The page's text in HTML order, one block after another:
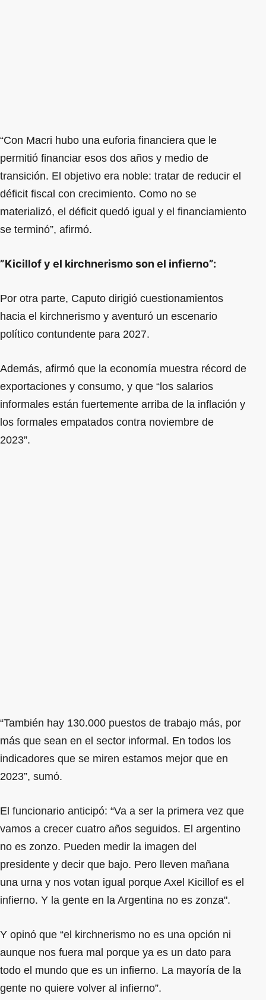
“Con Macri hubo una euforia financiera que le
permitió financiar esos dos años y medio de
transición. El objetivo era noble: tratar de reducir el
déficit fiscal con crecimiento. Como no se
materializó, el déficit quedó igual y el financiamiento
se terminó”, afirmó.
”Kicillof y el kirchnerismo son el infierno”:
Por otra parte, Caputo dirigió cuestionamientos
hacia el kirchnerismo y aventuró un escenario
político contundente para 2027.
Además, afirmó que la economía muestra récord de
exportaciones y consumo, y que “los salarios
informales están fuertemente arriba de la inflación y
los formales empatados contra noviembre de
2023”.
“También hay 130.000 puestos de trabajo más, por
más que sean en el sector informal. En todos los
indicadores que se miren estamos mejor que en
2023”, sumó.
El funcionario anticipó: “Va a ser la primera vez que
vamos a crecer cuatro años seguidos. El argentino
no es zonzo. Pueden medir la imagen del
presidente y decir que bajo. Pero lleven mañana
una urna y nos votan igual porque Axel Kicillof es el
infierno. Y la gente en la Argentina no es zonza".
Y opinó que “el kirchnerismo no es una opción ni
aunque nos fuera mal porque ya es un dato para
todo el mundo que es un infierno. La mayoría de la
gente no quiere volver al infierno”.